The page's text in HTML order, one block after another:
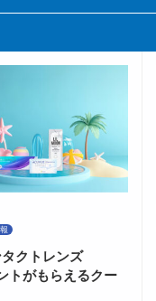
クトレンズ
トがもらえるクー